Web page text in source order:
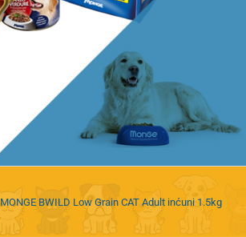
MONGE BWILD Low Grain CAT Adult inćuni 1.5kg